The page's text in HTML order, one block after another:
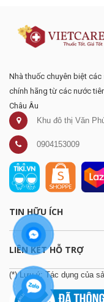
Nhà thuốc chuyên biệt
chính hãng từ các nước
Châu Âu
Khu đô thị Văn
0904153009
TIN HỮU ÍCH
LIÊN KẾT HỖ TRỢ
(*) Lưu ý: Tác dụng của